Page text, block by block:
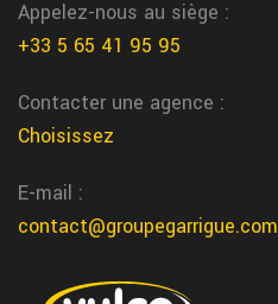
Appelez-nous au siège :
+33 5 65 41 95 95
Contacter une agence :
Choisissez
E-mail :
contact@groupegarrigue.com